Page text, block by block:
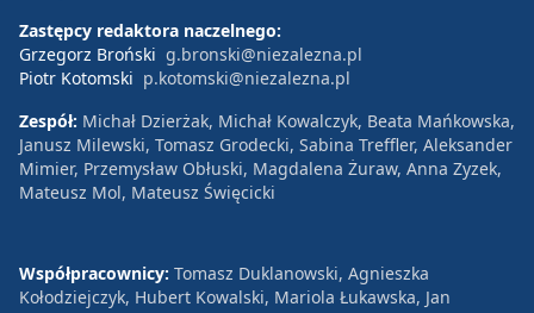
Zastępcy redaktora naczelnego:
Grzegorz Broński g.bronski@niezalezna.pl
Piotr Kotomski p.kotomski@niezalezna.pl
Zespół: Michał Dzierżak, Michał Kowalczyk, Beata Mańkowska,
Janusz Milewski, Tomasz Grodecki, Sabina Treffler, Aleksander
Mimier, Przemysław Obłuski, Magdalena Żuraw, Anna Zyzek,
Mateusz Mol, Mateusz Święcicki
Współpracownicy: Tomasz Duklanowski, Agnieszka
Kołodziejczyk, Hubert Kowalski, Mariola Łukawska, Jan